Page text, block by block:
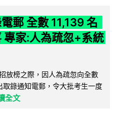
郵 全數 11,139 名
專家:人為疏忽+系統
放榜之際，因人為疏忽向全數
錄通知電郵，令大批考生一度
全文